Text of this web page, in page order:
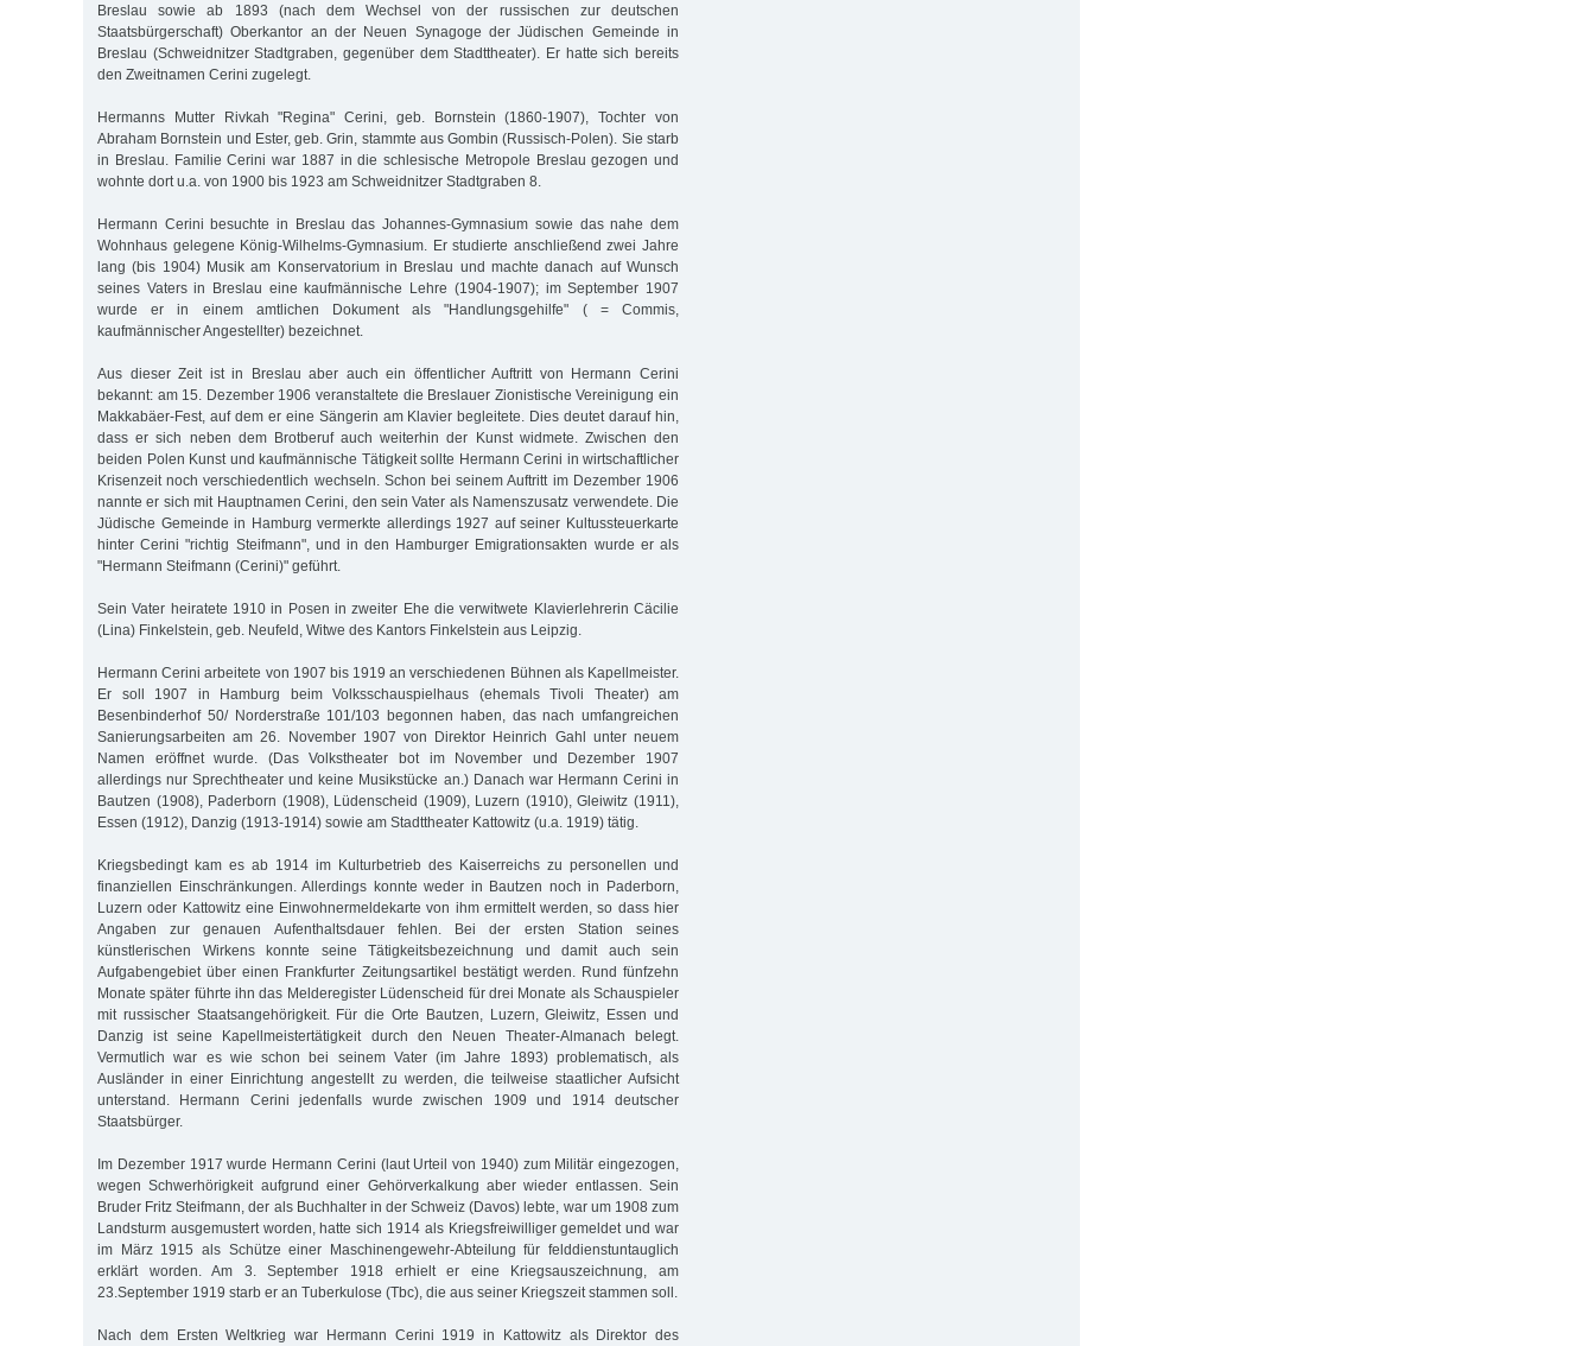
Breslau sowie ab 1893 (nach dem Wechsel von der russischen zur deutschen
Staatsbürgerschaft) Oberkantor an der Neuen Synagoge der Jüdischen Gemeinde in
Breslau (Schweidnitzer Stadtgraben, gegenüber dem Stadttheater). Er hatte sich bereits
den Zweitnamen Cerini zugelegt.
Hermanns Mutter Rivkah "Regina" Cerini, geb. Bornstein (1860-1907), Tochter von
Abraham Bornstein und Ester, geb. Grin, stammte aus Gombin (Russisch-Polen). Sie starb
in Breslau. Familie Cerini war 1887 in die schlesische Metropole Breslau gezogen und
wohnte dort u.a. von 1900 bis 1923 am Schweidnitzer Stadtgraben 8.
Hermann Cerini besuchte in Breslau das Johannes-Gymnasium sowie das nahe dem
Wohnhaus gelegene König-Wilhelms-Gymnasium. Er studierte anschließend zwei Jahre
lang (bis 1904) Musik am Konservatorium in Breslau und machte danach auf Wunsch
seines Vaters in Breslau eine kaufmännische Lehre (1904-1907); im September 1907
wurde er in einem amtlichen Dokument als "Handlungsgehilfe" ( = Commis,
kaufmännischer Angestellter) bezeichnet.
Aus dieser Zeit ist in Breslau aber auch ein öffentlicher Auftritt von Hermann Cerini
bekannt: am 15. Dezember 1906 veranstaltete die Breslauer Zionistische Vereinigung ein
Makkabäer-Fest, auf dem er eine Sängerin am Klavier begleitete. Dies deutet darauf hin,
dass er sich neben dem Brotberuf auch weiterhin der Kunst widmete. Zwischen den
beiden Polen Kunst und kaufmännische Tätigkeit sollte Hermann Cerini in wirtschaftlicher
Krisenzeit noch verschiedentlich wechseln. Schon bei seinem Auftritt im Dezember 1906
nannte er sich mit Hauptnamen Cerini, den sein Vater als Namenszusatz verwendete. Die
Jüdische Gemeinde in Hamburg vermerkte allerdings 1927 auf seiner Kultussteuerkarte
hinter Cerini "richtig Steifmann", und in den Hamburger Emigrationsakten wurde er als
"Hermann Steifmann (Cerini)" geführt.
Sein Vater heiratete 1910 in Posen in zweiter Ehe die verwitwete Klavierlehrerin Cäcilie
(Lina) Finkelstein, geb. Neufeld, Witwe des Kantors Finkelstein aus Leipzig.
Hermann Cerini arbeitete von 1907 bis 1919 an verschiedenen Bühnen als Kapellmeister.
Er soll 1907 in Hamburg beim Volksschauspielhaus (ehemals Tivoli Theater) am
Besenbinderhof 50/ Norderstraße 101/103 begonnen haben, das nach umfangreichen
Sanierungsarbeiten am 26. November 1907 von Direktor Heinrich Gahl unter neuem
Namen eröffnet wurde. (Das Volkstheater bot im November und Dezember 1907
allerdings nur Sprechtheater und keine Musikstücke an.) Danach war Hermann Cerini in
Bautzen (1908), Paderborn (1908), Lüdenscheid (1909), Luzern (1910), Gleiwitz (1911),
Essen (1912), Danzig (1913-1914) sowie am Stadttheater Kattowitz (u.a. 1919) tätig.
Kriegsbedingt kam es ab 1914 im Kulturbetrieb des Kaiserreichs zu personellen und
finanziellen Einschränkungen. Allerdings konnte weder in Bautzen noch in Paderborn,
Luzern oder Kattowitz eine Einwohnermeldekarte von ihm ermittelt werden, so dass hier
Angaben zur genauen Aufenthaltsdauer fehlen. Bei der ersten Station seines
künstlerischen Wirkens konnte seine Tätigkeitsbezeichnung und damit auch sein
Aufgabengebiet über einen Frankfurter Zeitungsartikel bestätigt werden. Rund fünfzehn
Monate später führte ihn das Melderegister Lüdenscheid für drei Monate als Schauspieler
mit russischer Staatsangehörigkeit. Für die Orte Bautzen, Luzern, Gleiwitz, Essen und
Danzig ist seine Kapellmeistertätigkeit durch den Neuen Theater-Almanach belegt.
Vermutlich war es wie schon bei seinem Vater (im Jahre 1893) problematisch, als
Ausländer in einer Einrichtung angestellt zu werden, die teilweise staatlicher Aufsicht
unterstand. Hermann Cerini jedenfalls wurde zwischen 1909 und 1914 deutscher
Staatsbürger.
Im Dezember 1917 wurde Hermann Cerini (laut Urteil von 1940) zum Militär eingezogen,
wegen Schwerhörigkeit aufgrund einer Gehörverkalkung aber wieder entlassen. Sein
Bruder Fritz Steifmann, der als Buchhalter in der Schweiz (Davos) lebte, war um 1908 zum
Landsturm ausgemustert worden, hatte sich 1914 als Kriegsfreiwilliger gemeldet und war
im März 1915 als Schütze einer Maschinengewehr-Abteilung für felddienstuntauglich
erklärt worden. Am 3. September 1918 erhielt er eine Kriegsauszeichnung, am
23.September 1919 starb er an Tuberkulose (Tbc), die aus seiner Kriegszeit stammen soll.
Nach dem Ersten Weltkrieg war Hermann Cerini 1919 in Kattowitz als Direktor des